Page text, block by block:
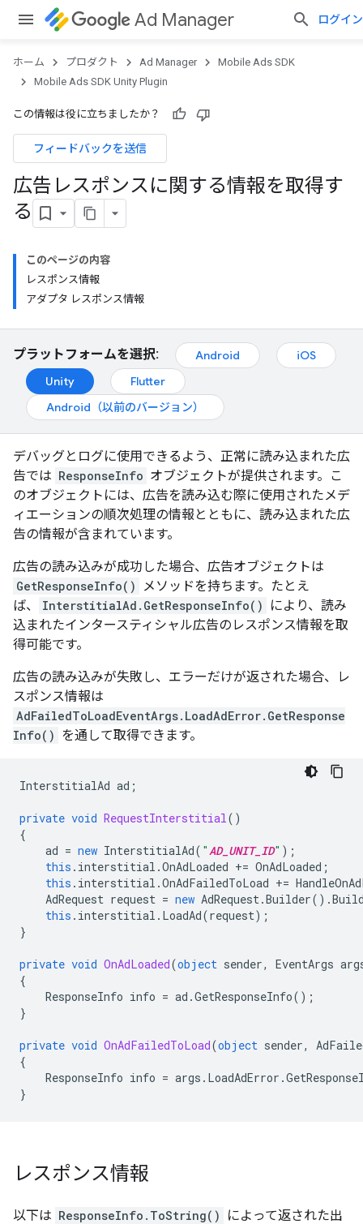
Ad Manager ログイン
ホーム プロダクト Ad Manager
Mobile Ads SDK
Mobile Ads SDK Unity Plugin
この情報は役に立ちましたか？
フィードバックを送信
広告レスポンスに関する情報を取得す
る
このページの内容
レスポンス情報
アダプタ レスポンス情報
プラットフォームを選択: Android
iOS
Unity
Flutter
Android（以前のバージョン）
デバッグとログに使用できるよう、正常に読み込まれた広
告では ResponseInfo オブジェクトが提供されます。こ
のオブジェクトには、広告を読み込む際に使用されたメデ
ィエーションの順次処理の情報とともに、読み込まれた広
告の情報が含まれています。
広告の読み込みが成功した場合、広告オブジェクトは
GetResponseInfo()
メソッドを持ちます。たとえ
ば、
InterstitialAd.GetResponseInfo()
により、読み
込まれたインタースティシャル広告のレスポンス情報を取
得可能です。
広告の読み込みが失敗し、エラーだけが返された場合、レ
スポンス情報は
AdFailedToLoadEventArgs.LoadAdError.GetResponse
Info() を通して取得できます。
InterstitialAd ad ;
private void RequestInterstitial()
{
ad = new InterstitialAd( "AD_UNIT_ID" );
this . interstitial .OnAdLoaded += OnAdLoaded ;
this . interstitial .OnAdFailedToLoad +=
AdRequest request = new AdRequest.Builder().
this . interstitial . LoadAd(request);
}
private void OnAdLoaded(object sender, EventArgs
{
ResponseInfo info = ad .GetResponseInfo();
}
private void OnAdFailedToLoad(object sender,
{
ResponseInfo info = args . LoadAdError .
}
レスポンス情報
以下は ResponseInfo.ToString()
によって返された出